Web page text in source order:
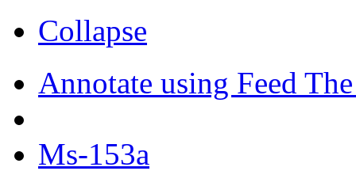
Collapse
Annotate using Feed
Ms-153a